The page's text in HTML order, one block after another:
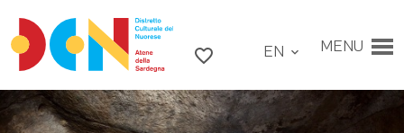
Go to main menu
Go to footer
favorite_border EN expand_more MENU